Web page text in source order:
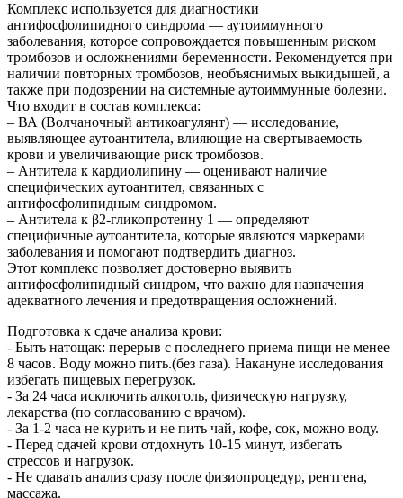
Комплекс используется для диагностики
антифосфолипидного синдрома — аутоиммунного
заболевания, которое сопровождается повышенным риском
тромбозов и осложнениями беременности. Рекомендуется при
наличии повторных тромбозов, необъяснимых выкидышей, а
также при подозрении на системные аутоиммунные болезни.
Что входит в состав комплекса:
– ВА (Волчаночный антикоагулянт) — исследование,
выявляющее аутоантитела, влияющие на свертываемость
крови и увеличивающие риск тромбозов.
– Антитела к кардиолипину — оценивают наличие
специфических аутоантител, связанных с
антифосфолипидным синдромом.
– Антитела к β2-гликопротеину 1 — определяют
специфичные аутоантитела, которые являются маркерами
заболевания и помогают подтвердить диагноз.
Этот комплекс позволяет достоверно выявить
антифосфолипидный синдром, что важно для назначения
адекватного лечения и предотвращения осложнений.
Подготовка к сдаче анализа крови:
- Быть натощак: перерыв с последнего приема пищи не менее
8 часов. Воду можно пить.(без газа). Накануне исследования
избегать пищевых перегрузок.
- За 24 часа исключить алкоголь, физическую нагрузку,
лекарства (по согласованию с врачом).
- За 1-2 часа не курить и не пить чай, кофе, сок, можно воду.
- Перед сдачей крови отдохнуть 10-15 минут, избегать
стрессов и нагрузок.
- Не сдавать анализ сразу после физиопроцедур, рентгена,
массажа.